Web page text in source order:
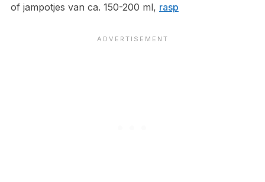
of jampotjes van ca. 150-200 ml, rasp